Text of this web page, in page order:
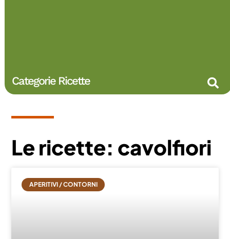
Categorie Ricette
Le ricette: cavolfiori
APERITIVI / CONTORNI